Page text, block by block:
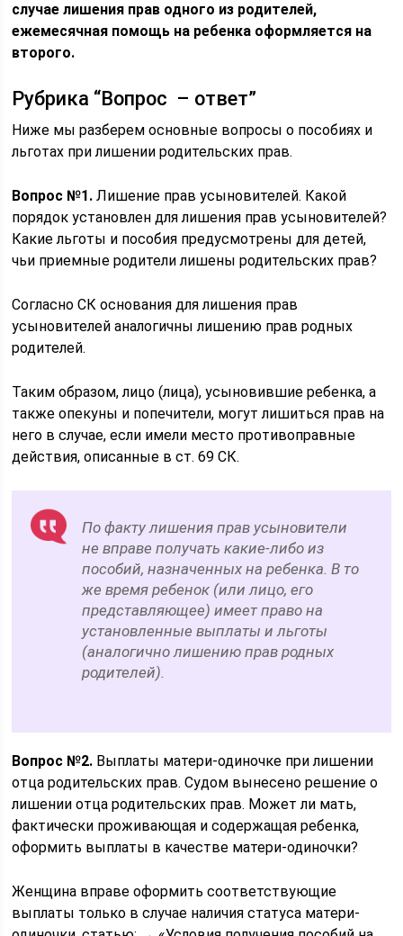
случае лишения прав одного из родителей,
ежемесячная помощь на ребенка оформляется на
второго.
Рубрика “Вопрос – ответ”
Ниже мы разберем основные вопросы о пособиях и
льготах при лишении родительских прав.
Вопрос №1.Лишение прав усыновителей. Какой
порядок установлен для лишения прав усыновителей?
Какие льготы и пособия предусмотрены для детей,
чьи приемные родители лишены родительских прав?
Согласно СК основания для лишения прав
усыновителей аналогичны лишению прав родных
родителей.
Таким образом, лицо (лица), усыновившие ребенка, а
также опекуны и попечители, могут лишиться прав на
него в случае, если имели место противоправные
действия, описанные в ст. 69 СК.
По факту лишения прав усыновители
не вправе получать какие-либо из
пособий, назначенных на ребенка. В то
же время ребенок (или лицо, его
представляющее) имеет право на
установленные выплаты и льготы
(аналогично лишению прав родных
родителей).
Вопрос №2. Выплаты матери-одиночке при лишении
отца родительских прав. Судом вынесено решение о
лишении отца родительских прав. Может ли мать,
фактически проживающая и содержащая ребенка,
оформить выплаты в качестве матери-одиночки?
Женщина вправе оформить соответствующие
выплаты только в случае наличия статуса матери-